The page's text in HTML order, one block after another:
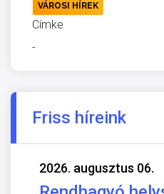
VÁROSI HÍREK
Címke
-
Friss híreink
2026. augusztus 06.